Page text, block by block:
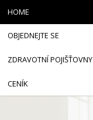
HOME
OBJEDNEJTE SE
ZDRAVOTNÍ POJIŠŤOVNY
CENÍK